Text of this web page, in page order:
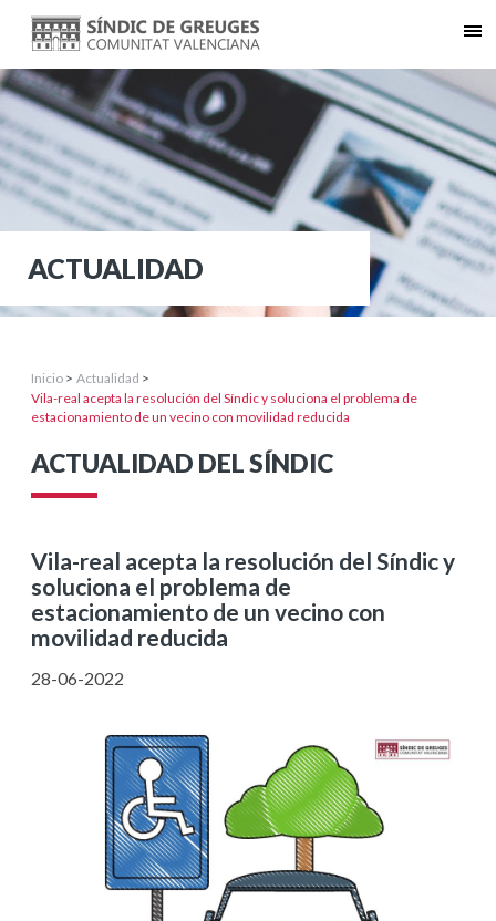
ACTUALIDAD
Inicio > Actualidad >
Vila-real acepta la resolución del Síndic y soluciona el problema de
estacionamiento de un vecino con movilidad reducida
ACTUALIDAD DEL SÍNDIC
Vila-real acepta la resolución del Síndic y
soluciona el problema de
estacionamiento de un vecino con
movilidad reducida
28-06-2022